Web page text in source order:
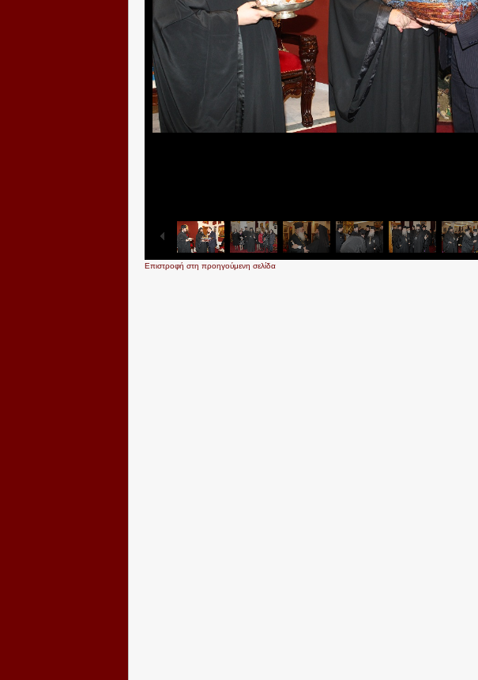
Επιστροφή στη προηγούμενη σελίδα